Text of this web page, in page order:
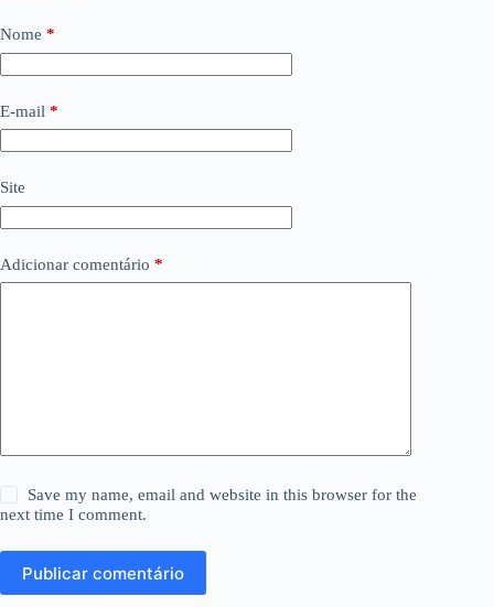
Nome *
E-mail *
Site
Adicionar comentário *
Save my name, email and website in this browser for the
next time I comment.
Publicar comentário